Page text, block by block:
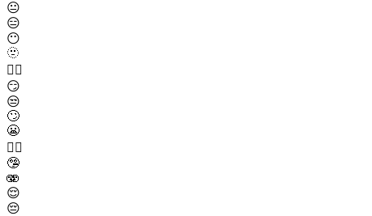
😐
😑
😶
🫥
😶‍🌫️
😏
😒
🙄
😬
😮‍💨
🤥
🫨
😌
😔